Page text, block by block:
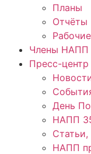
Планы
Отчёты
Члены НАПП
Пресс-центр
День
НАПП
НАПП